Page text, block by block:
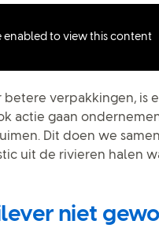
enabled to view this content
verpakkingen, is
actie gaan
Dit doen we
uit de rivieren halen
niet